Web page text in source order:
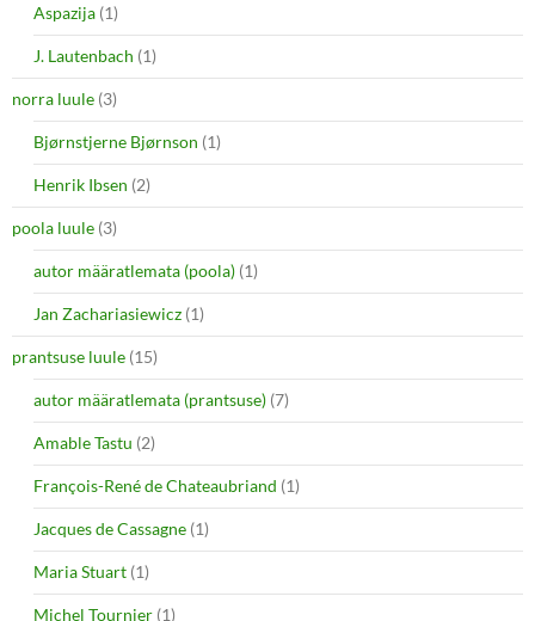
Aspazija (1)
J. Lautenbach (1)
norra luule (3)
Bjørnstjerne Bjørnson (1)
Henrik Ibsen (2)
poola luule (3)
autor määratlemata (poola) (1)
Jan Zachariasiewicz (1)
prantsuse luule (15)
autor määratlemata (prantsuse) (7)
Amable Tastu (2)
François-René de Chateaubriand (1)
Jacques de Cassagne (1)
Maria Stuart (1)
Michel Tournier (1)